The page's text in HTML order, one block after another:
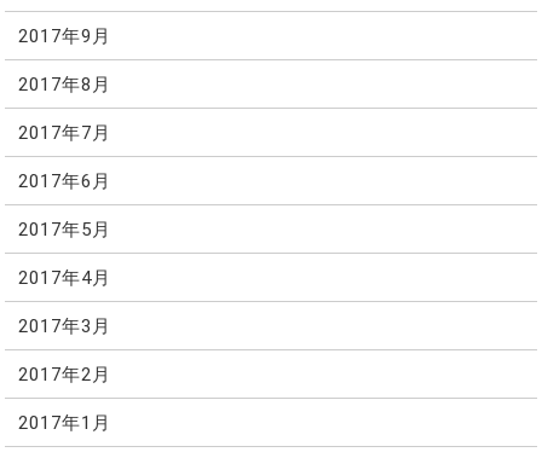
2017年9月
2017年8月
2017年7月
2017年6月
2017年5月
2017年4月
2017年3月
2017年2月
2017年1月